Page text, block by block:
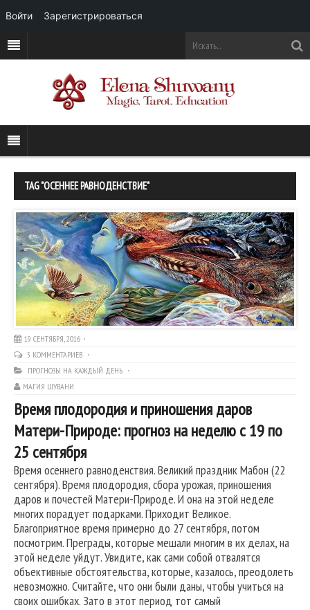
TAG "ОСЕННЕЕ РАВНОДЕНСТВИЕ"
19 СЕНТЯБРЯ, 2016
5 КОММЕНТАРИЕВ
ПРОГНОЗЫ НА КАЖДЫЙ ДЕНЬ
МАГИЯ ШУВАНИ
Время плодородия и приношения даров
Матери-Природе: прогноз на неделю с 19 по
25 сентября
Время осеннего равноденствия. Великий праздник Мабон (22
сентября). Время плодородия, сбора урожая, приношения
даров и почестей Матери-Природе. И она на этой неделе
многих порадует подарками. Приходит Великое.
Благоприятное время примерно до 27 сентября, потом
посмотрим. Преграды, которые мешали многим в их делах, на
этой неделе уйдут. Увидите, как сами собой отвалятся
объективные обстоятельства, которые, казалось, преодолеть
невозможно. Считайте, что они были даны, чтобы учиться на
своих ошибках. Зато в этот период тот самый
Войти Зарегистрироваться